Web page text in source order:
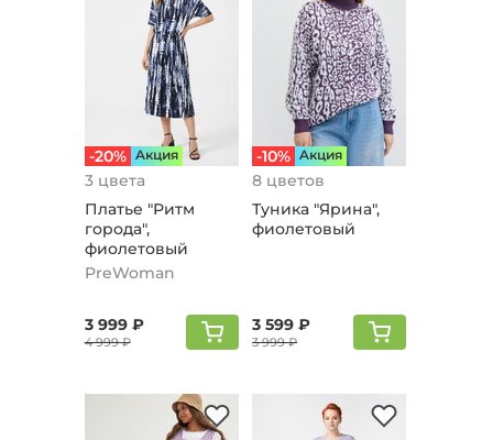
-20% Aкция
3 цвета
Платье "Ритм
города",
фиолетовый
PreWoman
3 999 ₽
4 999 ₽
-10% Aкция
8 цветов
Туника "Ярина",
фиолетовый
3 599 ₽
3 999 ₽